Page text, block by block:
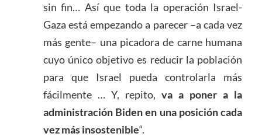
sin fin… Así que toda la operación Israel-
Gaza está empezando a parecer –a cada vez
más gente– una picadora de carne humana
cuyo único objetivo es reducir la población
para que Israel pueda controlarla más
fácilmente … Y, repito, va a poner a la
administración Biden en una posición cada
vez más insostenible“.